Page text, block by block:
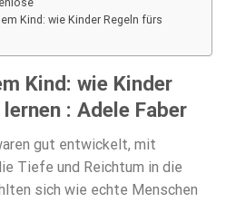
Kind: wie Kinder Regeln fürs
Kind: wie Kinder
: Adele Faber
gut entwickelt, mit
Tiefe und Reichtum in die
sich wie echte Menschen